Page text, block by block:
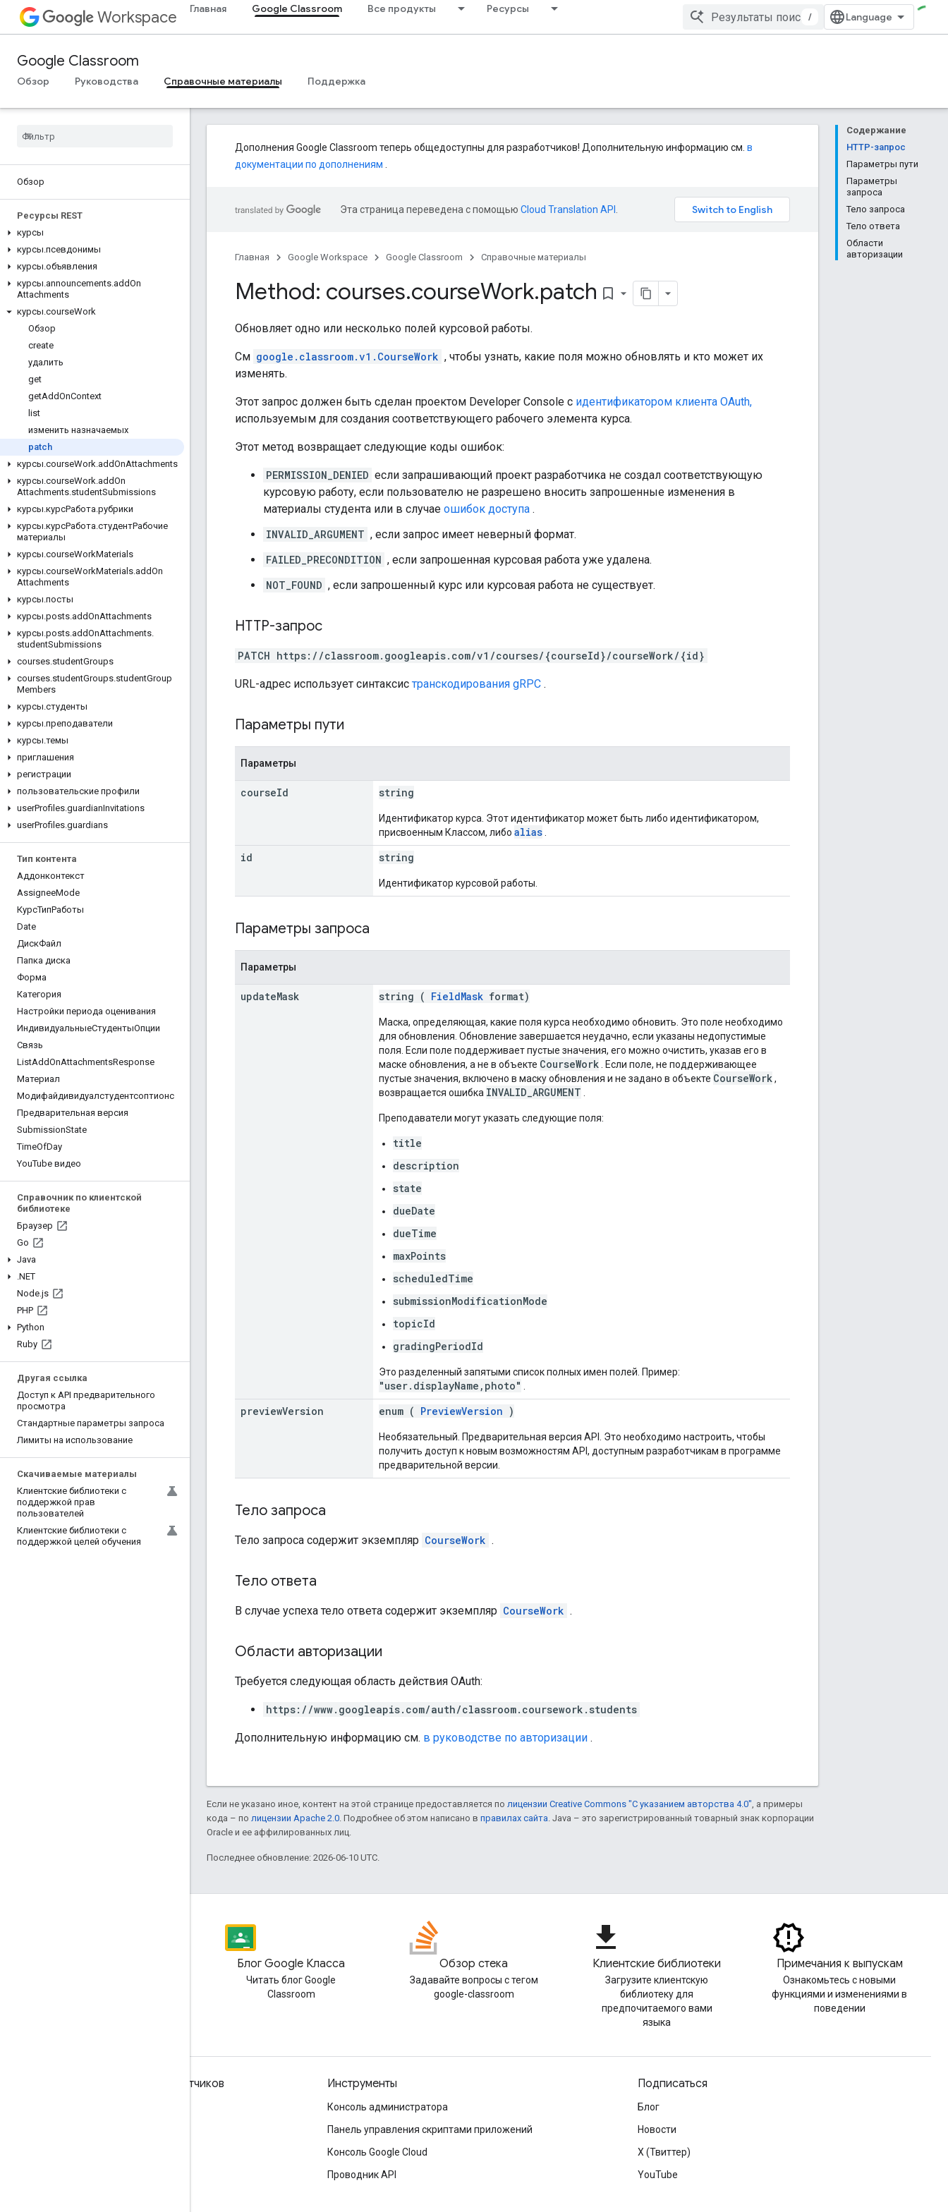
Workspace Главная Google Classroom Все продукты Ресурсы
/
Google Classroom
Обзор Руководства Справочные материалы Поддержка
Обзор
Ресурсы REST
курсы
курсы.псевдонимы
курсы.объявления
курсы.announcements.addOn
Attachments
курсы.courseWork
Обзор
create
удалить
get
getAddOnContext
list
изменить назначаемых
patch
курсы.courseWork.addOnAttachments
курсы.courseWork.addOn
Attachments.studentSubmissions
курсы.курсРабота.рубрики
курсы.курсРабота.студентРабочие
материалы
курсы.courseWorkMaterials
курсы.courseWorkMaterials.addOn
Attachments
курсы.посты
курсы.posts.addOnAttachments
курсы.posts.addOnAttachments.
studentSubmissions
courses.studentGroups
courses.studentGroups.studentGroup
Members
курсы.студенты
курсы.преподаватели
курсы.темы
приглашения
регистрации
пользовательские профили
userProfiles.guardianInvitations
userProfiles.guardians
Тип контента
Аддонконтекст
AssigneeMode
КурсТипРаботы
Date
ДискФайл
Папка диска
Форма
Категория
Настройки периода оценивания
ИндивидуальныеСтудентыОпции
Связь
ListAddOnAttachmentsResponse
Материал
Модифайдивидуалстудентсоптионс
Предварительная версия
SubmissionState
TimeOfDay
YouTube видео
Справочник по клиентской
библиотеке
Браузер
Go
Java
.NET
Node.js
PHP
Python
Ruby
Другая ссылка
Доступ к API предварительного
просмотра
Стандартные параметры запроса
Лимиты на использование
Скачиваемые материалы
Клиентские библиотеки с
поддержкой прав
пользователей
Клиентские библиотеки с
поддержкой целей обучения
Содержание
HTTP-запрос
Параметры пути
Параметры
запроса
Тело запроса
Тело ответа
Области
авторизации
Дополнения Google Classroom теперь общедоступны для разработчиков! Дополнительную информацию см. в
документации по дополнениям
Эта страница переведена с помощью Cloud Translation API
Главная Google Workspace Google Classroom Справочные материалы
Method: courses.courseWork.patch bookmark_border
Обновляет одно или несколько полей курсовой работы.
См google.classroom.v1.CourseWork , чтобы узнать, какие поля можно обновлять и кто может их
изменять.
Этот запрос должен быть сделан проектом Developer Console с идентификатором клиента OAuth,
используемым для создания соответствующего рабочего элемента курса.
Этот метод возвращает следующие коды ошибок:
PERMISSION_DENIED если запрашивающий проект разработчика не создал соответствующую
курсовую работу, если пользователю не разрешено вносить запрошенные изменения в
материалы студента или в случае ошибок доступа .
INVALID_ARGUMENT , если запрос имеет неверный формат.
FAILED_PRECONDITION , если запрошенная курсовая работа уже удалена.
NOT_FOUND , если запрошенный курс или курсовая работа не существует.
HTTP-запрос
PATCH https://classroom.googleapis.com/v1/courses/{courseId}/courseWork/{id}
URL-адрес использует синтаксис транскодирования gRPC .
Параметры пути
Параметры
courseId string
Идентификатор курса. Этот идентификатор может быть либо идентификатором,
присвоенным Классом, либо alias
id string
Идентификатор курсовой работы.
Параметры запроса
Параметры
updateMask string ( FieldMask format)
Маска, определяющая, какие поля курса необходимо обновить. Это поле необходимо
для обновления. Обновление завершается неудачно, если указаны недопустимые
поля. Если поле поддерживает пустые значения, его можно очистить, указав его в
маске обновления, а не в объекте CourseWork . Если поле, не поддерживающее
пустые значения, включено в маску обновления и не задано в объекте CourseWork,
возвращается ошибка INVALID_ARGUMENT
Преподаватели могут указать следующие поля:
title
description
state
dueDate
dueTime
maxPoints
scheduledTime
submissionModificationMode
topicId
gradingPeriodId
Это разделенный запятыми список полных имен полей. Пример:
"user.displayName,photo"
previewVersion enum ( PreviewVersion )
Необязательный. Предварительная версия API. Это необходимо настроить, чтобы
получить доступ к новым возможностям API, доступным разработчикам в программе
предварительной версии.
Тело запроса
Тело запроса содержит экземпляр CourseWork .
Тело ответа
В случае успеха тело ответа содержит экземпляр CourseWork .
Области авторизации
Требуется следующая область действия OAuth:
https://www.googleapis.com/auth/classroom.coursework.students
Дополнительную информацию см. в руководстве по авторизации .
Если не указано иное, контент на этой странице предоставляется по лицензии Creative Commons "С указанием авторства 4.0" , а примеры
кода – по лицензии Apache 2.0 . Подробнее об этом написано в правилах сайта . Java – это зарегистрированный товарный знак корпорации
Oracle и ее аффилированных лиц.
Последнее обновление: 2026-06-10 UTC.
Блог Google Класса
Читать блог Google
Classroom
Обзор стека
Задавайте вопросы с тегом
google-classroom
file_download
Клиентские библиотеки
Загрузите клиентскую
библиотеку для
предпочитаемого вами
языка
Примечания к выпускам
Ознакомьтесь с новыми
функциями и изменениями в
поведении
Google Workspace для разработчиков Инструменты
Консоль администратора
Панель управления скриптами приложений
Консоль Google Cloud
Проводник API
Подписаться
Блог
Новости
X (Твиттер)
YouTube